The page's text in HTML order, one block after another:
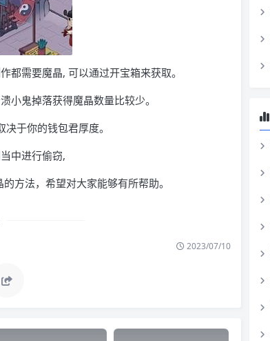
都需要魔晶, 可以通过开宝箱来获取。
小鬼掉落获得魔晶数量比较少。
于你的钱包君厚度。
中进行偷窃,
方法，希望对大家能够有所帮助。
2023/07/10